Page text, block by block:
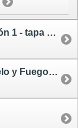
El Despertar / El Legado del Dragón 1 - tapa blanda
Juego de Tronos / Canción de Hielo y Fuego 1 - edición limitada tintada